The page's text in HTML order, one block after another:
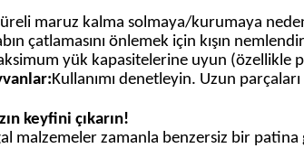
maruz kalma solmaya/kurumaya
çatlamasını önlemek için kışın
yük kapasitelerine uyun (özellikle
Kullanımı denetleyin. Uzun
keyfini çıkarın!
malzemeler zamanla benzersiz bir